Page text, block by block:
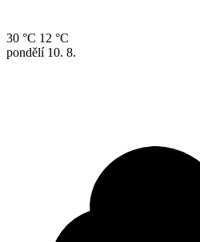
30 °C 12 °C
pondělí 10. 8.